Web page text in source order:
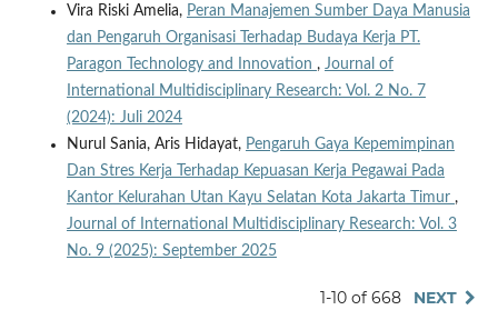
Vira Riski Amelia, Peran Manajemen Sumber Daya Manusia
dan Pengaruh Organisasi Terhadap Budaya Kerja PT.
Paragon Technology and Innovation , Journal of
International Multidisciplinary Research: Vol. 2 No. 7
(2024): Juli 2024
Nurul Sania, Aris Hidayat, Pengaruh Gaya Kepemimpinan
Dan Stres Kerja Terhadap Kepuasan Kerja Pegawai Pada
Kantor Kelurahan Utan Kayu Selatan Kota Jakarta Timur ,
Journal of International Multidisciplinary Research: Vol. 3
No. 9 (2025): September 2025
1-10 of 668 NEXT